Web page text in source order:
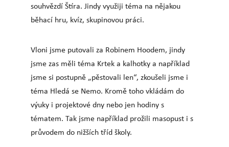
souhvězdí Štíra. Jindy využiji téma na nějakou
běhací hru, kvíz, skupinovou práci.
Vloni jsme putovali za Robinem Hoodem, jindy
jsme zas měli téma Krtek a kalhotky a například
jsme si postupně „pěstovali len“, zkoušeli jsme i
téma Hledá se Nemo. Kromě toho vkládám do
výuky i projektové dny nebo jen hodiny s
tématem. Tak jsme například prožili masopust i s
průvodem do nižších tříd školy.